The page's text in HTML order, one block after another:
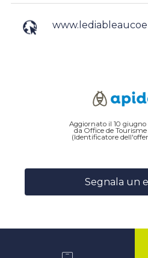
Aggiornato il 10 giugno
da Office de Tourisme
(Identificatore
Segnala un